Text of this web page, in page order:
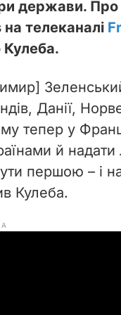
держави.
телеканалі
Данії,
тепер у
й надати
першою – і
Кулеба.